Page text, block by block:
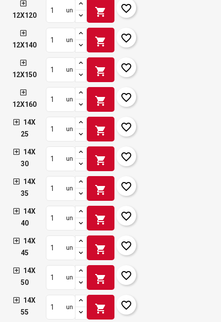
12X120
un shopping_cart favorite_border
12X140
un shopping_cart favorite_border
12X150
un shopping_cart favorite_border
12X160
un shopping_cart favorite_border
14X
25
un shopping_cart favorite_border
14X
30
un shopping_cart favorite_border
14X
35
un shopping_cart favorite_border
14X
40
un shopping_cart favorite_border
14X
45
un shopping_cart favorite_border
14X
50
un shopping_cart favorite_border
14X
55
un shopping_cart favorite_border